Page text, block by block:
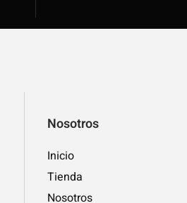
Nosotros
Inicio
Tienda
Nosotros